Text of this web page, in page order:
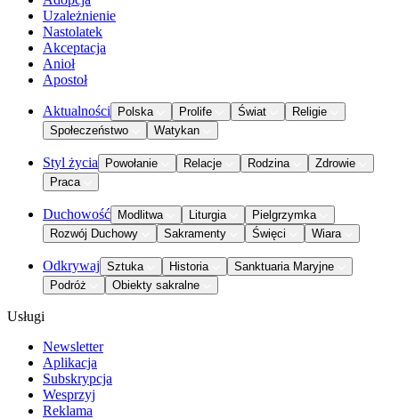
Uzależnienie
Nastolatek
Akceptacja
Anioł
Apostoł
Aktualności Polska Prolife Świat
Religie
Społeczeństwo
Watykan
Styl życia Powołanie Relacje Rodzina
Zdrowie
Praca
Duchowość Modlitwa Liturgia
Pielgrzymka
Rozwój Duchowy
Sakramenty Święci Wiara
Odkrywaj Sztuka Historia
Sanktuaria Maryjne
Podróż
Obiekty sakralne
Usługi
Newsletter
Aplikacja
Subskrypcja
Wesprzyj
Reklama